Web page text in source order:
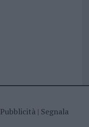
Pubblicità| Segnala